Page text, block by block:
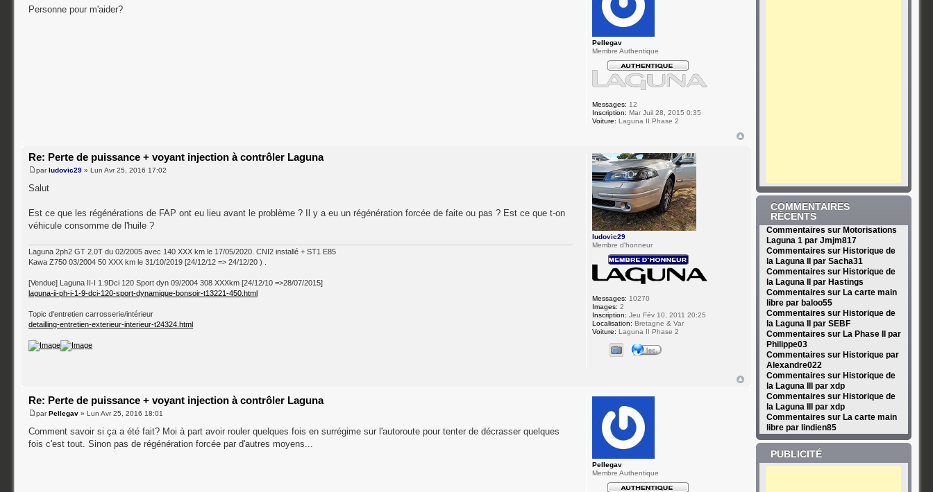
Personne pour m'aider?
Pellegav
Membre Authentique
Messages: 12
Inscription: Mar Juil 28, 2015 0:35
Voiture: Laguna II Phase 2
Re: Perte de puissance + voyant injection à contrôler Laguna
parludovic29 » Lun Avr 25, 2016 17:02
Salut
Est ce que les régénérations de FAP ont eu lieu avant le problème ? Il y a eu un régénération forcée de faite ou pas ? Est ce que t-on
véhicule consomme de l'huile ?
Laguna 2ph2 GT 2.0T du 02/2005 avec 140 XXX km le 17/05/2020. CNI2 installé + ST1 E85
Kawa Z750 03/2004 50 XXX km le 31/10/2019 [24/12/12 => 24/12/20 ) .
[Vendue] Laguna II-I 1.9Dci 120 Sport dyn 09/2004 308 XXXkm [24/12/10 =>28/07/2015]
laguna-ii-ph-i-1-9-dci-120-sport-dynamique-bonsoir-t13221-450.html
Topic d'entretien carrosserie/intérieur
detailling-entretien-exterieur-interieur-t24324.html
ludovic29
Membre d'honneur
Messages: 10270
Images: 2
Inscription: Jeu Fév 10, 2011 20:25
Localisation: Bretagne & Var
Voiture: Laguna II Phase 2
Re: Perte de puissance + voyant injection à contrôler Laguna
parPellegav » Lun Avr 25, 2016 18:01
Comment savoir si ça a été fait? Moi à part avoir rouler quelques fois en surrégime sur l'autoroute pour tenter de décrasser quelques
fois c'est tout. Sinon pas de régénération forcée par d'autres moyens...
Pellegav
Membre Authentique
COMMENTAIRES
RÉCENTS
Commentaires sur Motorisations
Laguna 1 par Jmjm817
Commentaires sur Historique de
la Laguna II par Sacha31
Commentaires sur Historique de
la Laguna II par Hastings
Commentaires sur La carte main
libre par baloo55
Commentaires sur Historique de
la Laguna II par SEBF
Commentaires sur La Phase II par
Philippe03
Commentaires sur Historique par
Alexandre022
Commentaires sur Historique de
la Laguna III par xdp
Commentaires sur Historique de
la Laguna III par xdp
Commentaires sur La carte main
libre par lindien85
PUBLICITÉ